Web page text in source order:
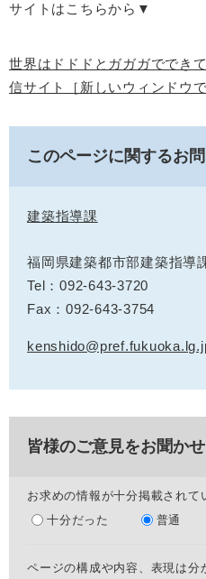
サイトはこちらから▼
世界はドドドとガガガででき
信サイト［新しいウィンドウで
このページに関するお
建築指導課
福岡県建築都市部建築指導
Tel：092-643-3720
Fax：092-643-3754
皆様のご意見をお聞かせ
お求めの情報が十分掲載されて
十分だった
普通
ページの構成や内容、表現は分